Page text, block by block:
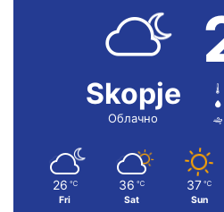
Skopje
Облачно
26 ℃
Fri
36 ℃
Sat
37 ℃
Sun